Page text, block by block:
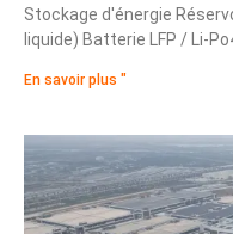
Stockage d'énergie
liquide) Batterie LFP / Li-
En savoir plus "